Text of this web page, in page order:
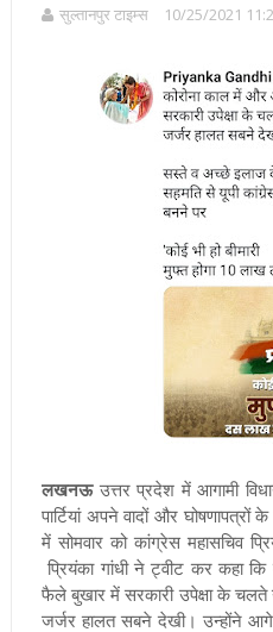
सुल्तानपुर टाइम्स 10/25/2021
लखनऊउत्तर प्रदेश मेंआगामी
पार्टियां अपने वादों और
में सोमवार को कांग्रेस महासचिव
प्रियंका गांधी ने ट्वीट कर कहा
फैले बुखार में सरकारी उपेक्षा के चलते
जर्जर हालत सबने देखी। उन्होंने